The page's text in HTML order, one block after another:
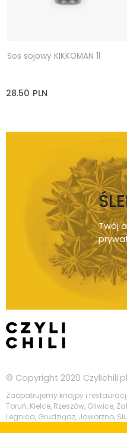
Sos sojowy KIKKOMAN 1l
28.50 PLN
Twój
© Copyright 2020 Czylichili.pl
Zaopatrujemy knajpy i
Toruń, Kielce, Rzeszów, Gliwice,
Legnica, Grudziądz, Jaworzno,